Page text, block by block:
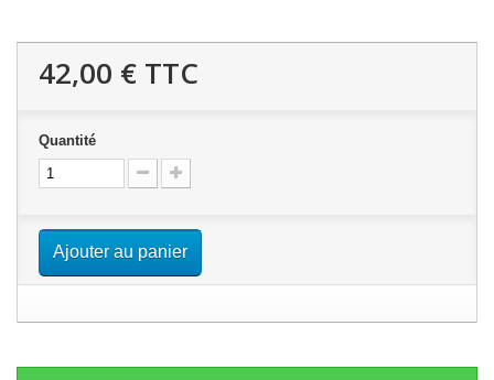
42,00 € TTC
Quantité
Ajouter au panier